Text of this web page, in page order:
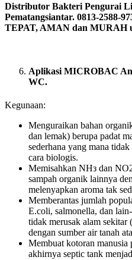
Distributor Bakteri Pengurai
Pematangsiantar. 0813-2588-
TEPAT, AMAN dan MURAH
Aplikasi MICROBAC
WC.
Kegunaan:
Menguraikan bahan
dan lemak) berupa padat
sederhana yang mana
cara biologis.
Memisahkan NHз dan
sampah organik lainnya
melenyapkan aroma tak
Memberantas jumlah
E.coli, salmonella, dan
tidak merusak alam sekitar
dengan sumber air tanah
Membuat kotoran manusia
akhirnya septic tank